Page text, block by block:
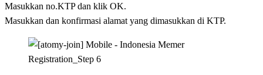
Masukkan no.KTP dan klik OK.
Masukkan dan konfirmasi alamat yang dimasukkan di KTP.